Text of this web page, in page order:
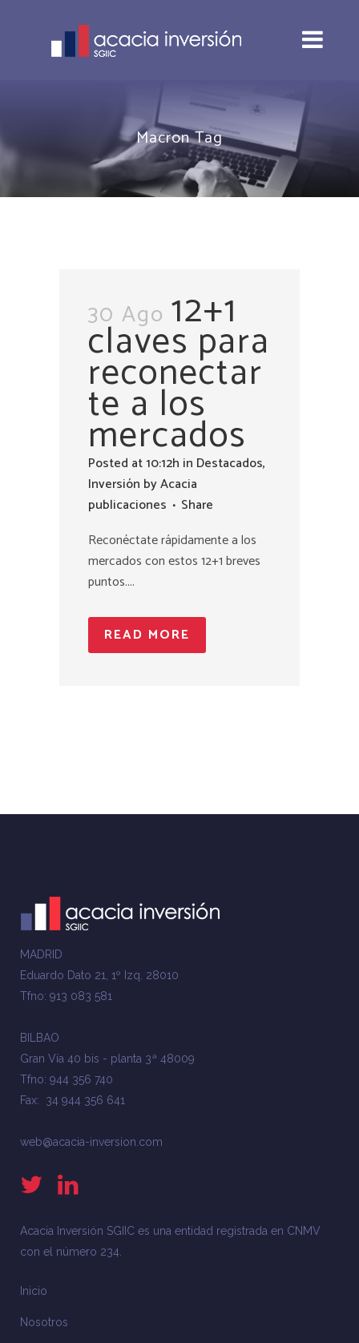
Macron Tag
30 Ago 12+1
claves para
reconectar
te a los
mercados
Posted at 10:12h in Destacados,
Inversión byAcacia
publicaciones
Share
Reconéctate rápidamente a los
mercados con estos 12+1 breves
puntos....
READ MORE
MADRID
Eduardo Dato 21, 1º Izq. 28010
Tfno: 913 083 581
BILBAO
Gran Vía 40 bis - planta 3ª 48009
Tfno: 944 356 740
Fax: 34 944 356 641
web@acacia-inversion.com
Acacia Inversión SGIIC es una entidad registrada en CNMV
con el número 234.
Inicio
Nosotros